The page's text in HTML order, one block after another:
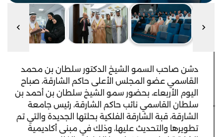
دشن صاحب السمو الشيخ الدكتور سلطان بن محمد
القاسمي عضو المجلس الأعلى حاكم الشارقة، صباح
اليوم الأربعاء، بحضور سمو الشيخ سلطان بن أحمد بن
سلطان القاسمي نائب حاكم الشارقة، رئيس جامعة
الشارقة، قبة الشارقة الفلكية بحلتها الجديدة والتي تم
تطويرها والتحديث عليها، وذلك في مبنى أكاديمية